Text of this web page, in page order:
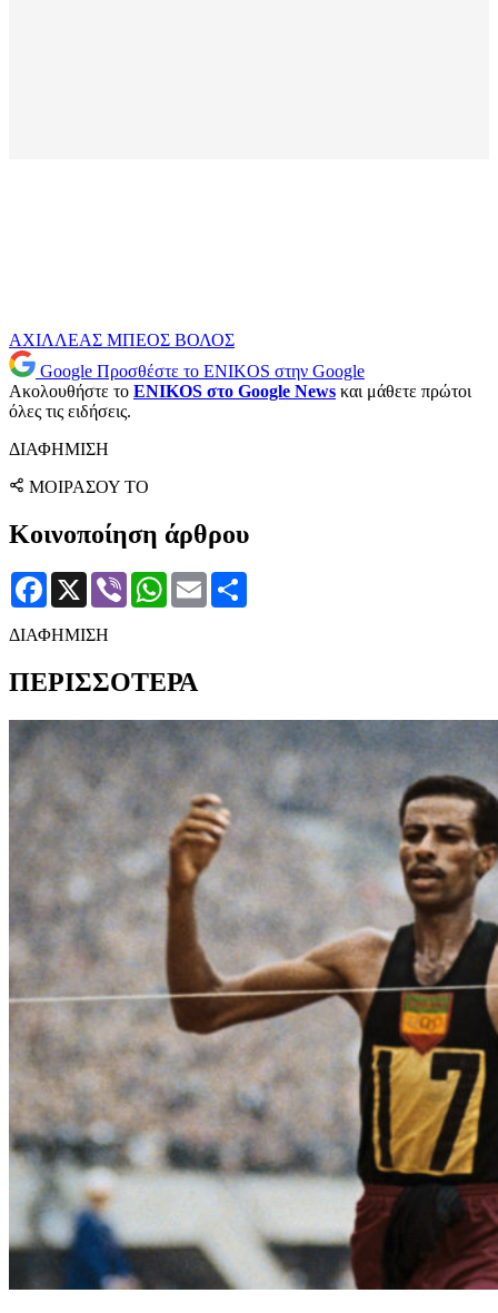
ΑΧΙΛΛΕΑΣ ΜΠΕΟΣ ΒΟΛΟΣ
Google Προσθέστε το ENIKOS στην Google
Ακολουθήστε το ENIKOS στο Google News και μάθετε πρώτοι
όλες τις ειδήσεις.
ΔΙΑΦΗΜΙΣΗ
ΜΟΙΡΑΣΟΥ ΤΟ
Κοινοποίηση άρθρου
Facebook
X Viber WhatsApp
Email
ΔΙΑΦΗΜΙΣΗ
ΠΕΡΙΣΣΟΤΕΡΑ